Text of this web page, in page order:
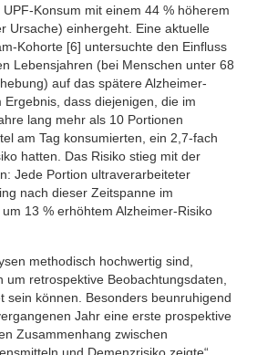
Konsum mit einem 44 % höherem
Ursache) einhergeht. Eine aktuelle
Kohorte [6] untersuchte den Einfluss
Lebensjahren (bei Menschen unter 68
auf das spätere Alzheimer-
Ergebnis, dass diejenigen, die im
lang mehr als 10 Portionen
am Tag konsumierten, ein 2,7-fach
hatten. Das Risiko stieg mit der
Jede Portion ultraverarbeiteter
nach dieser Zeitspanne im
13 % erhöhtem Alzheimer-Risiko
methodisch hochwertig sind,
um retrospektive Beobachtungsdaten,
sein können. Besonders beunruhigend
Jahr eine erste prospektive
Zusammenhang zwischen
und Demenzrisiko zeigte“,